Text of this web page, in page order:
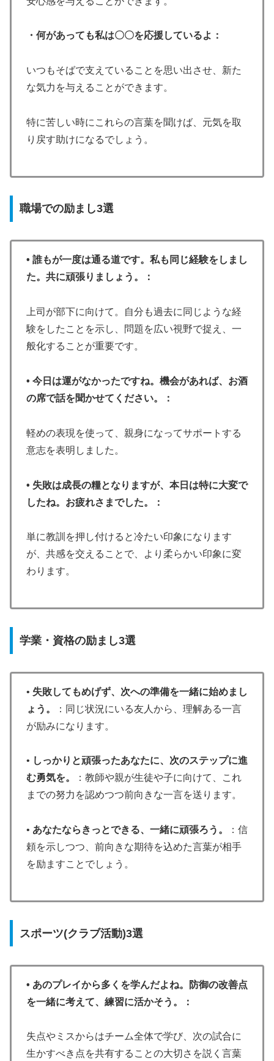
・何があっても私は〇〇を応援しているよ：
いつもそばで支えていることを思い出させ、新た
な気力を与えることができます。
特に苦しい時にこれらの言葉を聞けば、元気を取
り戻す助けになるでしょう。
職場での励まし3選
• 誰もが一度は通る道です。私も同じ経験をしまし
た。共に頑張りましょう。：
上司が部下に向けて。自分も過去に同じような経
験をしたことを示し、問題を広い視野で捉え、一
般化することが重要です。
• 今日は運がなかったですね。機会があれば、お酒
の席で話を聞かせてください。：
軽めの表現を使って、親身になってサポートする
意志を表明しました。
• 失敗は成長の糧となりますが、本日は特に大変で
したね。お疲れさまでした。：
単に教訓を押し付けると冷たい印象になります
が、共感を交えることで、より柔らかい印象に変
わります。
学業・資格の励まし3選
• 失敗してもめげず、次への準備を一緒に始めまし
ょう。
：同じ状況にいる友人から、理解ある一言
が励みになります。
• しっかりと頑張ったあなたに、次のステップに進
む勇気を。
：教師や親が生徒や子に向けて、これ
までの努力を認めつつ前向きな一言を送ります。
• あなたならきっとできる、一緒に頑張ろう。
：信
頼を示しつつ、前向きな期待を込めた言葉が相手
を励ますことでしょう。
スポーツ(クラブ活動)3選
• あのプレイから多くを学んだよね。防御の改善点
を一緒に考えて、練習に活かそう。：
失点やミスからはチーム全体で学び、次の試合に
生かすべき点を共有することの大切さを説く言葉